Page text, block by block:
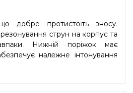
добре протистоїть зносу.
струн на корпус та
Нижній поріжок має
належне інтонування